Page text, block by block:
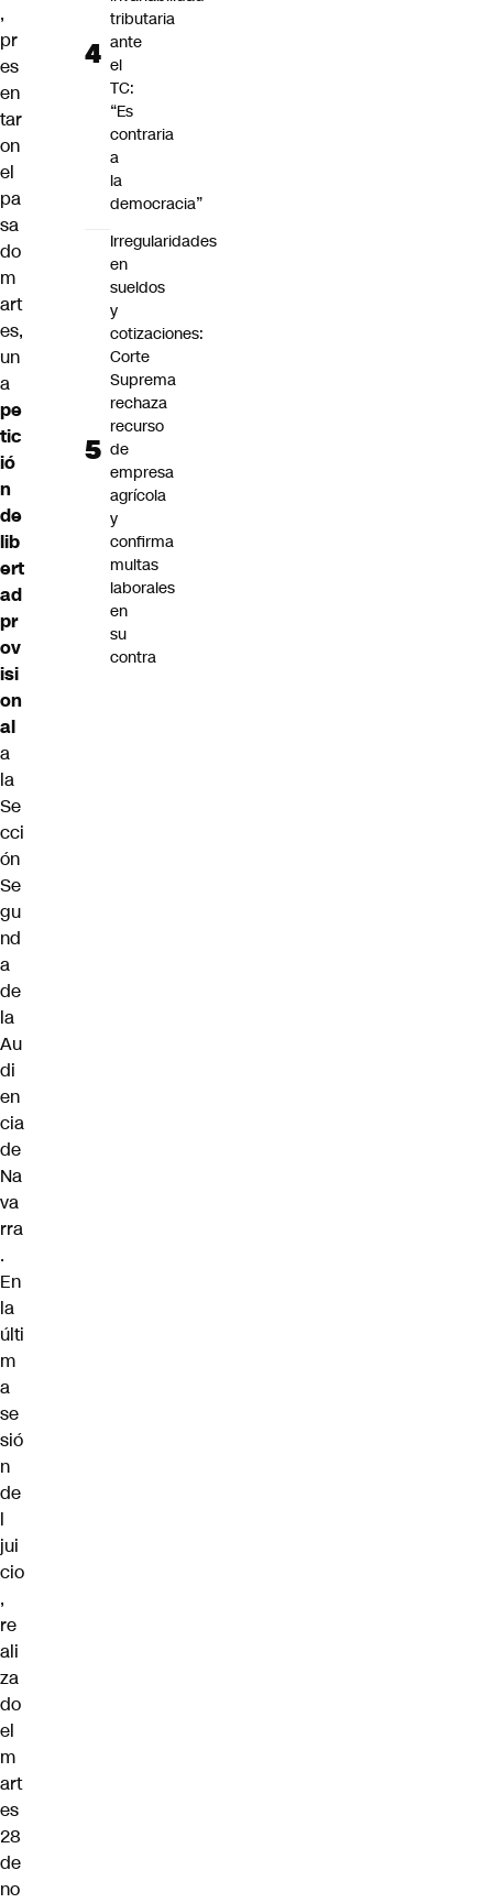
,
pr
es
en
tar
on
el
pa
sa
do
m
art
es,
un
a
pe
tic
ió
n
de
lib
ert
ad
pr
ov
isi
on
al
a
la
Se
cci
ón
Se
gu
nd
a
de
la
Au
di
en
cia
de
Na
va
rra
.
En
la
últi
m
a
se
sió
n
de
l
jui
cio
,
re
ali
za
do
el
m
art
es
28
de
no
tributaria
ante
el
TC:
“Es
contraria
a
la
democracia”
Irregularidades
en
sueldos
y
cotizaciones:
Corte
Suprema
rechaza
recurso
de
empresa
agrícola
y
confirma
multas
laborales
en
su
contra